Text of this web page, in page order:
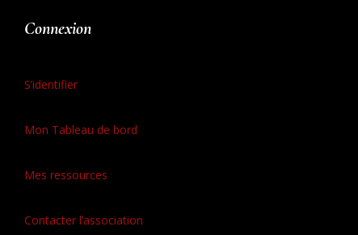
Connexion
S’identifier
Mon Tableau de bord
Mes ressources
Contacter l’association